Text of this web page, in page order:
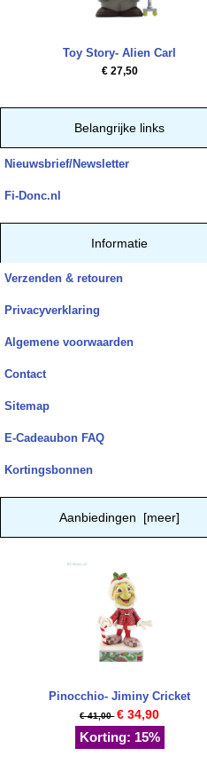
Toy Story- Alien Carl
€ 27,50
Belangrijke links
Nieuwsbrief/Newsletter
Fi-Donc.nl
Informatie
Verzenden & retouren
Privacyverklaring
Algemene voorwaarden
Contact
Sitemap
E-Cadeaubon FAQ
Kortingsbonnen
Aanbiedingen [meer]
Pinocchio- Jiminy Cricket
€ 41,00 € 34,90
Korting: 15%